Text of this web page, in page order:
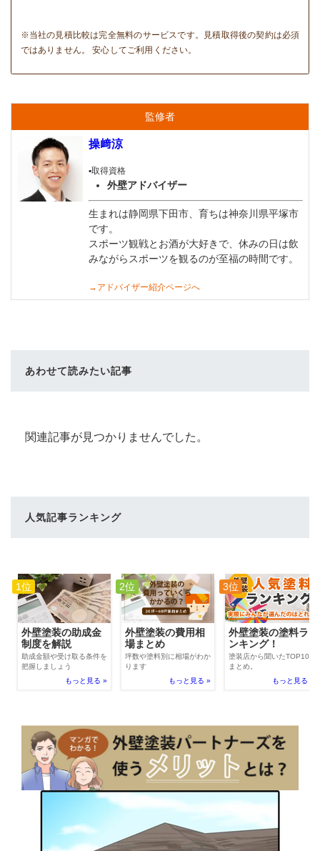
※当社の見積比較は完全無料のサービスです。見積取得後の契約は必須
ではありません。 安心してご利用ください。
監修者
操﨑涼
▪️取得資格
外壁アドバイザー
生まれは静岡県下田市、育ちは神奈川県平塚市
です。
スポーツ観戦とお酒が大好きで、休みの日は飲
みながらスポーツを観るのが至福の時間です。
→アドバイザー紹介ページへ
あわせて読みたい記事
関連記事が見つかりませんでした。
人気記事ランキング
1位
外壁塗装の助成金
制度を解説
助成金額や受け取る条件を
把握しましょう
もっと見る »
2位
外壁塗装の費用相
場まとめ
坪数や塗料別に相場がわか
ります
もっと見る »
3位
外壁塗装の塗料ラ
ンキング！
塗装店から聞いたTOP100
まとめ。
もっと見る »